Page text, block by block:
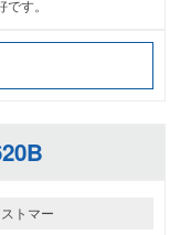
す。
トマー